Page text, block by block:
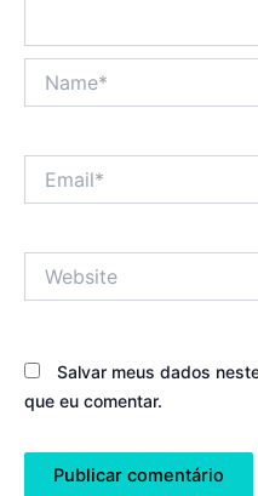
Salvar meus dados
que eu comentar.